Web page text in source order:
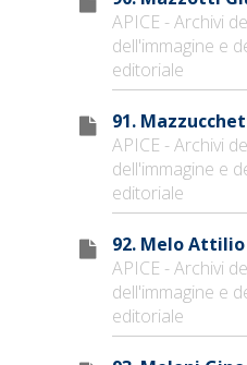
APICE - Archivi
dell'immagine e
editoriale
91.
APICE - Archivi
dell'immagine e
editoriale
92. Melo Attilio
APICE - Archivi
dell'immagine e
editoriale